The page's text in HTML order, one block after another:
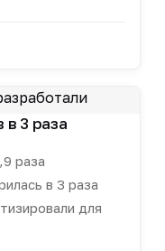
в 3 раза
раза
в 3 раза
для